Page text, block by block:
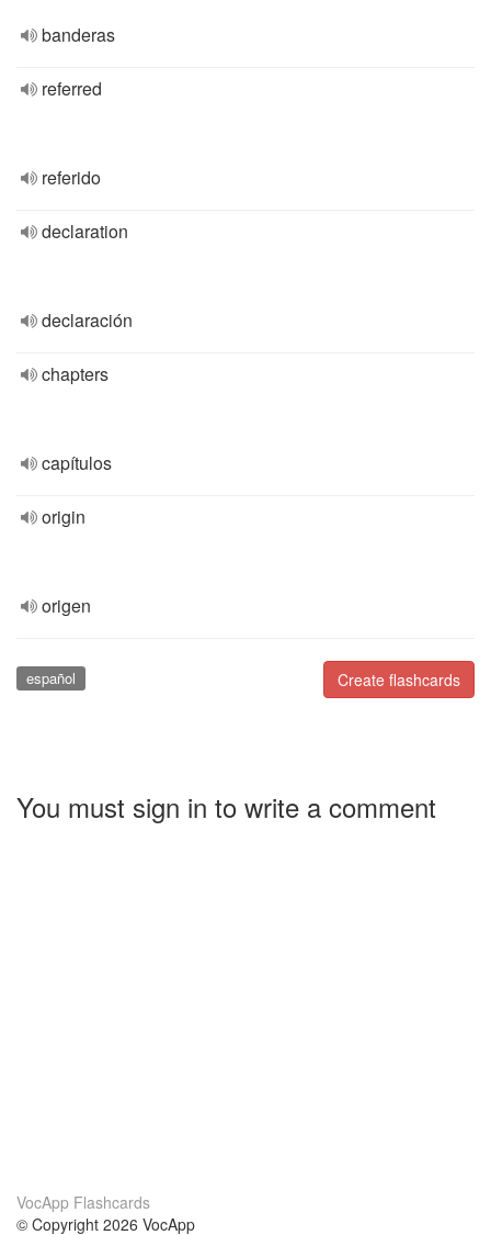
banderas
referred
referido
declaration
declaración
chapters
capítulos
origin
origen
Create flashcards
español
You must sign in to write a comment
VocApp Flashcards
© Copyright 2026 VocApp